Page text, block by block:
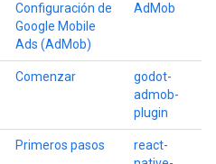
Configuración de
Google Mobile
Ads (AdMob)
AdMob
Comenzar
godot-
admob-
plugin
Primeros pasos
react-